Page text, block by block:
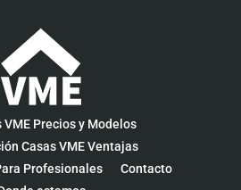
VME Precios y Modelos
Casas VME Ventajas
Profesionales
Contacto